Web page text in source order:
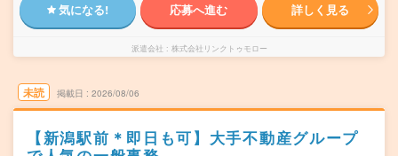
気になる! 応募へ進む 詳しく見る
派遣会社 株式会社リンクトゥモロー
未読 掲載日 2026/08/06
【新潟駅前＊即日も可】大手不動産グループ